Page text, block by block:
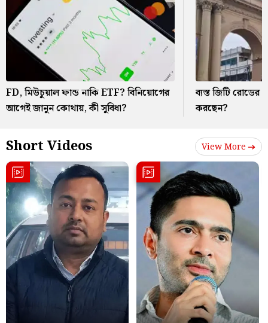
FD, মিউচুয়াল ফান্ড নাকি ETF? বিনিয়োগের
আগেই জানুন কোথায়, কী সুবিধা?
ব্যস্ত জিটি
করছেন?
Short Videos View More